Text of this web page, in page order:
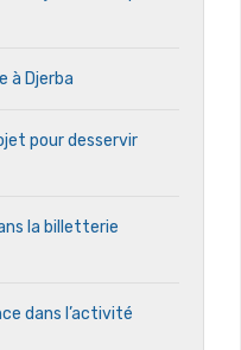
à Djerba
pour desservir
la billetterie
dans l’activité